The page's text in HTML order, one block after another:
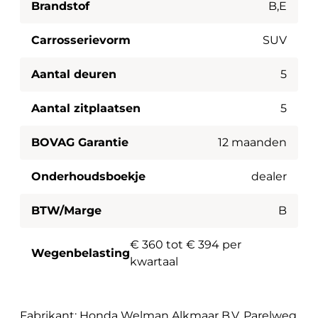
Brandstof B,E
Carrosserievorm SUV
Aantal deuren 5
Aantal zitplaatsen 5
BOVAG Garantie 12 maanden
Onderhoudsboekje dealer
BTW/Marge B
Wegenbelasting
€ 360 tot € 394 per
kwartaal